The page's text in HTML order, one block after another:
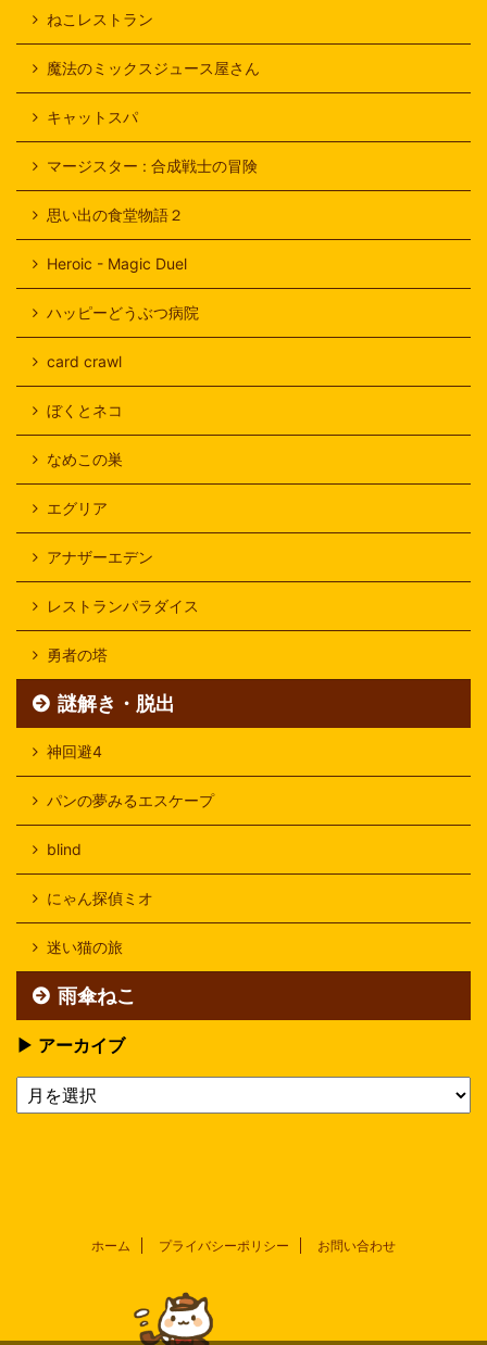
ねこレストラン
魔法のミックスジュース屋さん
キャットスパ
マージスター : 合成戦士の冒険
思い出の食堂物語２
Heroic - Magic Duel
ハッピーどうぶつ病院
card crawl
ぼくとネコ
なめこの巣
エグリア
アナザーエデン
レストランパラダイス
勇者の塔
謎解き・脱出
神回避4
パンの夢みるエスケープ
blind
にゃん探偵ミオ
迷い猫の旅
雨傘ねこ
▶ アーカイブ
ホーム プライバシーポリシー お問い合わせ